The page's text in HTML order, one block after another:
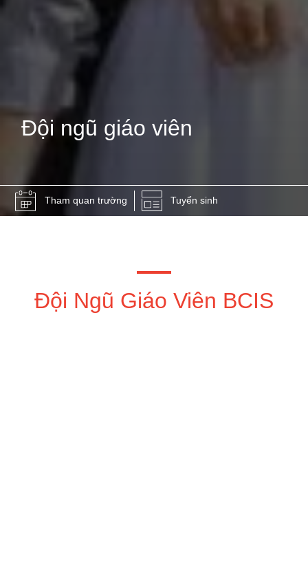
Đội ngũ giáo viên
Tham quan trường Tuyển sinh
Đội Ngũ Giáo Viên BCIS